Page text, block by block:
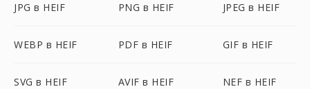
JPG в HEIF PNG в HEIF JPEG в HEIF
WEBP в HEIF PDF в HEIF GIF в HEIF
SVG в HEIF AVIF в HEIF NEF в HEIF